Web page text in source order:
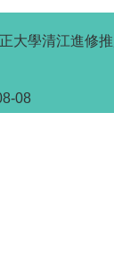
大學清江進修
08